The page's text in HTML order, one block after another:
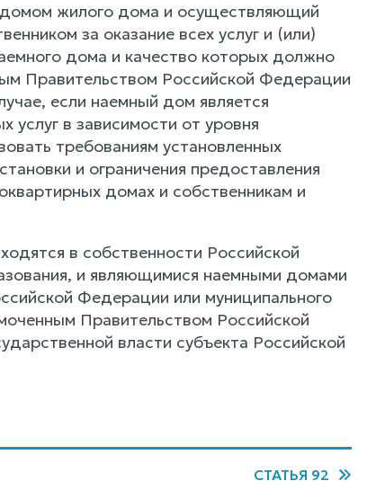
жилого дома и осуществляющий
за оказание всех услуг и (или)
дома и качество которых должно
Правительством Российской Федерации
если наемный дом является
услуг в зависимости от уровня
требованиям установленных
и ограничения предоставления
домах и собственникам и
в собственности Российской
и являющимися наемными домами
Федерации или муниципального
Правительством Российской
власти субъекта Российской
СТАТЬЯ 92